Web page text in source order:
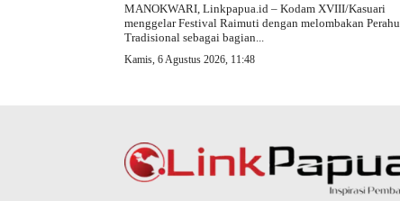
MANOKWARI, Linkpapua.id – Kodam XVIII/Kasuari
menggelar Festival Raimuti dengan melombakan Perahu
Tradisional sebagai bagian...
Kamis, 6 Agustus 2026, 11:48